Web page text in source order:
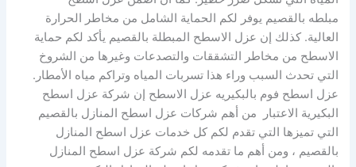
مبلطه بالقصيم يوفر لكم الحماية الشامل من مخاطر الحرارة
العالية. كذلك إن عزل الاسطح المبطلة بالقصيم يأكد لكم حماية
الاسطح من مخاطر التشققات والتصدعات وغيرها من الشروخ
التي تحدث السبب وراء هذا تسربات المياه وتراكم مياه الأمطار.
عزل اسطح فوم بالبكيريه عزل الاسطح إن شركة عزل اسطح
البكيرية الاعتبار من أهم شركات عزل اسطح المنازل بالقصيم
التي تميزها التي تقدم لكم كل خدمات عزل اسطح المنازل
بالقصيم ، ومن أهم ما تقدمه لكم شركة عزل اسطح المنازل